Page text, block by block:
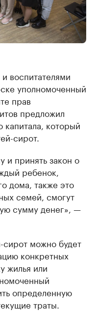
воспитателями
уполномоченный
прав
предложил
капитала, который
сирот.
и принять закон о
ребенок,
дома, также это
семей, смогут
сумму денег», —
сирот можно будет
конкретных
жилья или
определенную
траты.